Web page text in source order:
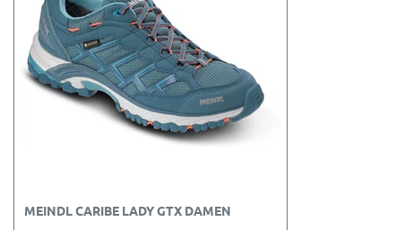
MEINDL CARIBE LADY GTX DAMEN